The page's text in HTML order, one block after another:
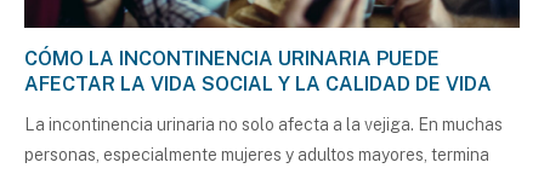
CÓMO LA INCONTINENCIA URINARIA PUEDE
AFECTAR LA VIDA SOCIAL Y LA CALIDAD DE VIDA
La incontinencia urinaria no solo afecta a la vejiga. En muchas
personas, especialmente mujeres y adultos mayores, termina